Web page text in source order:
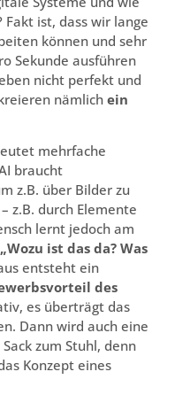
ist, dass wir lange
können und sehr
Sekunde ausführen
nicht perfekt und
nämlich ein
mehrfache
braucht
z.B. über Bilder zu
z.B. durch Elemente
lernt jedoch am
„Wozu ist das da? Was
entsteht ein
des
es überträgt das
Dann wird auch eine
zum Stuhl, denn
Konzept eines